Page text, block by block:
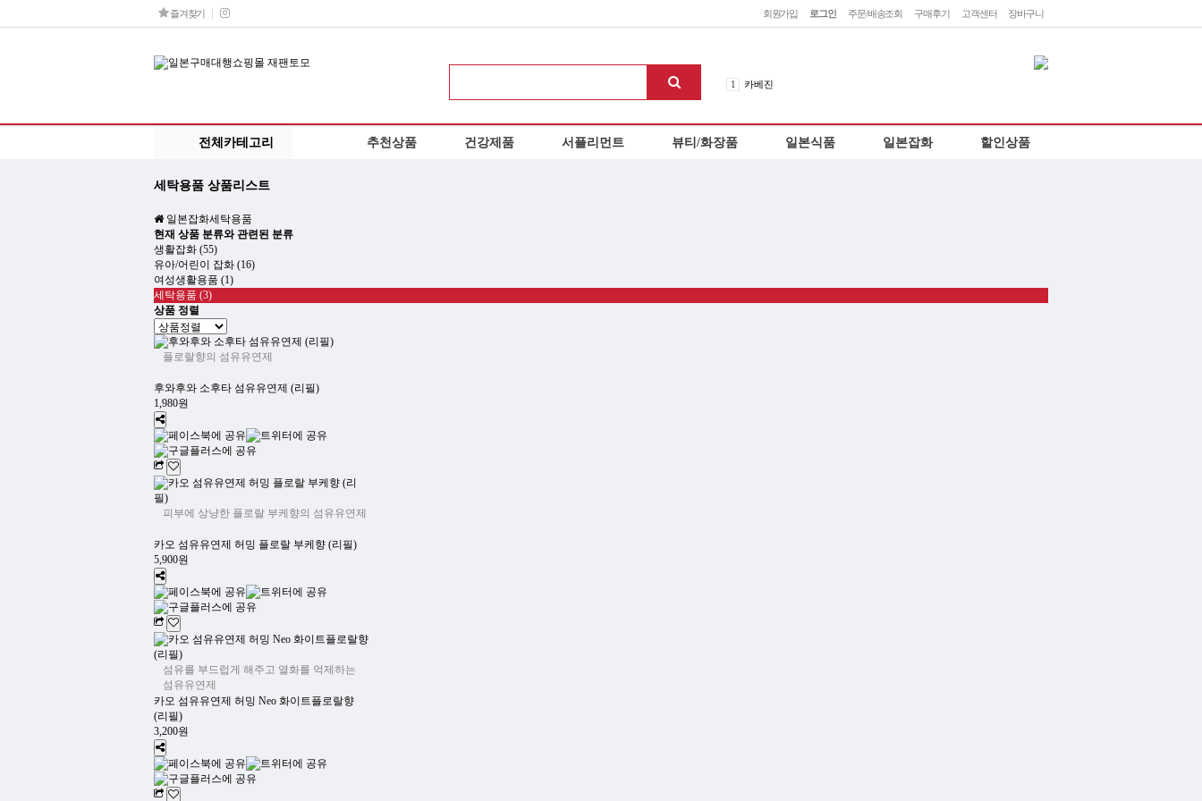
회원가입 로그인 주문/배송조회 구매후기 고객센터 장바구니
즐겨찾기
1 카베진
3 로이스 초콜렛
4 이노치노하하
전체카테고리 추천상품 건강제품 서플리먼트 뷰티/화장품 일본식품 일본잡화 할인상품
세탁용품 상품리스트
일본잡화세탁용품
현재 상품 분류와 관련된 분류
생활잡화 (55)
유아/어린이 잡화 (16)
여성생활용품 (1)
세탁용품 (3)
상품 정렬
플로랄향의 섬유유연제
후와후와 소후타 섬유유연제 (리필)
1,980원
피부에 상냥한 플로랄 부케향의 섬유유연제
카오 섬유유연제 허밍 플로랄 부케향 (리필)
5,900원
섬유를 부드럽게 해주고 열화를 억제하는
섬유유연제
카오 섬유유연제 허밍 Neo 화이트플로랄향
(리필)
3,200원